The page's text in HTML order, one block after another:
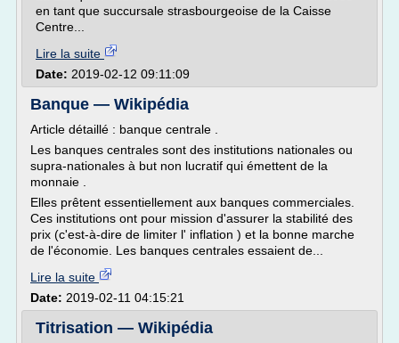
en tant que succursale strasbourgeoise de la Caisse
Centre...
Lire la suite
Date: 2019-02-12 09:11:09
Banque — Wikipédia
Article détaillé : banque centrale .
Les banques centrales sont des institutions nationales ou
supra-nationales à but non lucratif qui émettent de la
monnaie .
Elles prêtent essentiellement aux banques commerciales.
Ces institutions ont pour mission d'assurer la stabilité des
prix (c'est-à-dire de limiter l' inflation ) et la bonne marche
de l'économie. Les banques centrales essaient de...
Lire la suite
Date: 2019-02-11 04:15:21
Titrisation — Wikipédia